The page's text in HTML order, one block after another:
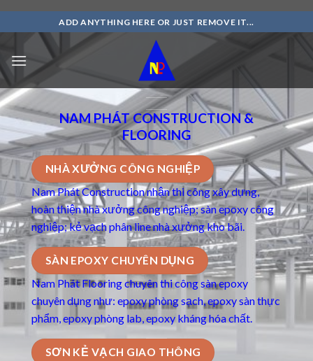
Skip
ADD ANYTHING HERE OR JUST REMOVE IT...
NAM PHÁT CONSTRUCTION &
FLOORING
NHÀ XƯỞNG CÔNG NGHIỆP
Nam Phát Construction nhận thi công xây dựng,
hoàn thiện nhà xưởng công nghiệp; sàn epoxy công
nghiệp; kẻ vạch phân line nhà xưởng kho bãi.
SÀN EPOXY CHUYÊN DỤNG
Nam Phát Flooring chuyên thi côngsàn epoxy
chuyên dụngnhư: epoxy phòng sạch, epoxy sàn thực
phẩm, epoxy phòng lab, epoxy kháng hóa chất.
SƠN KẺ VẠCH GIAO THÔNG